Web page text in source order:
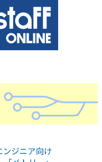
ジニア向け